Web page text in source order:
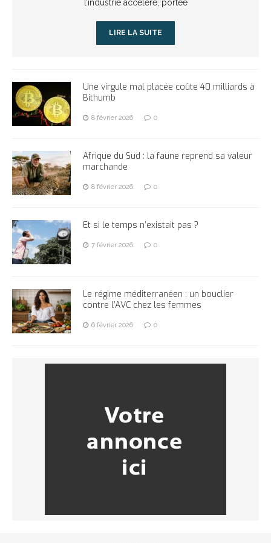
l’industrie accélère, portée
LIRE LA SUITE
Une virgule mal placée coûte 40 milliards à
Bithumb
8 février 2026 0
Afrique du Sud : la faune reprend sa valeur
marchande
8 février 2026 0
Et si le temps n’existait pas ?
7 février 2026 0
Le régime méditerranéen : un bouclier
contre l’AVC chez les femmes
6 février 2026 0